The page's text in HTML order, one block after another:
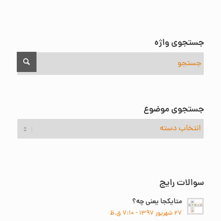
جستجوی واژه
جستجوی موضوع
جستجوی
موضوع
سوالات رایج
متایکجا یعنی چه؟
۲۷ شهریور ۱۳۹۷ - ۷:۱۰ ق.ظ